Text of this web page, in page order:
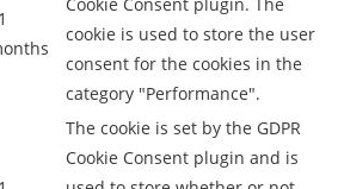
Cookie Consent plugin. The
cookie is used to store the user
consent for the cookies in the
category "Performance".
The cookie is set by the GDPR
Cookie Consent plugin and is